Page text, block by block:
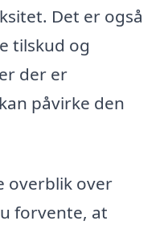
Det er også
tilskud og
der er
påvirke den
overblik over
forvente, at